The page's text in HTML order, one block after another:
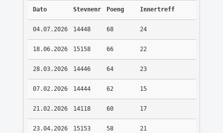
Dato Stevnenr Poeng Innertreff
04.07.2026 14448 68 24
18.06.2026 15158 66 22
28.03.2026 14446 64 23
07.02.2026 14444 62 15
21.02.2026 14118 60 17
23.04.2026 15153 58 21